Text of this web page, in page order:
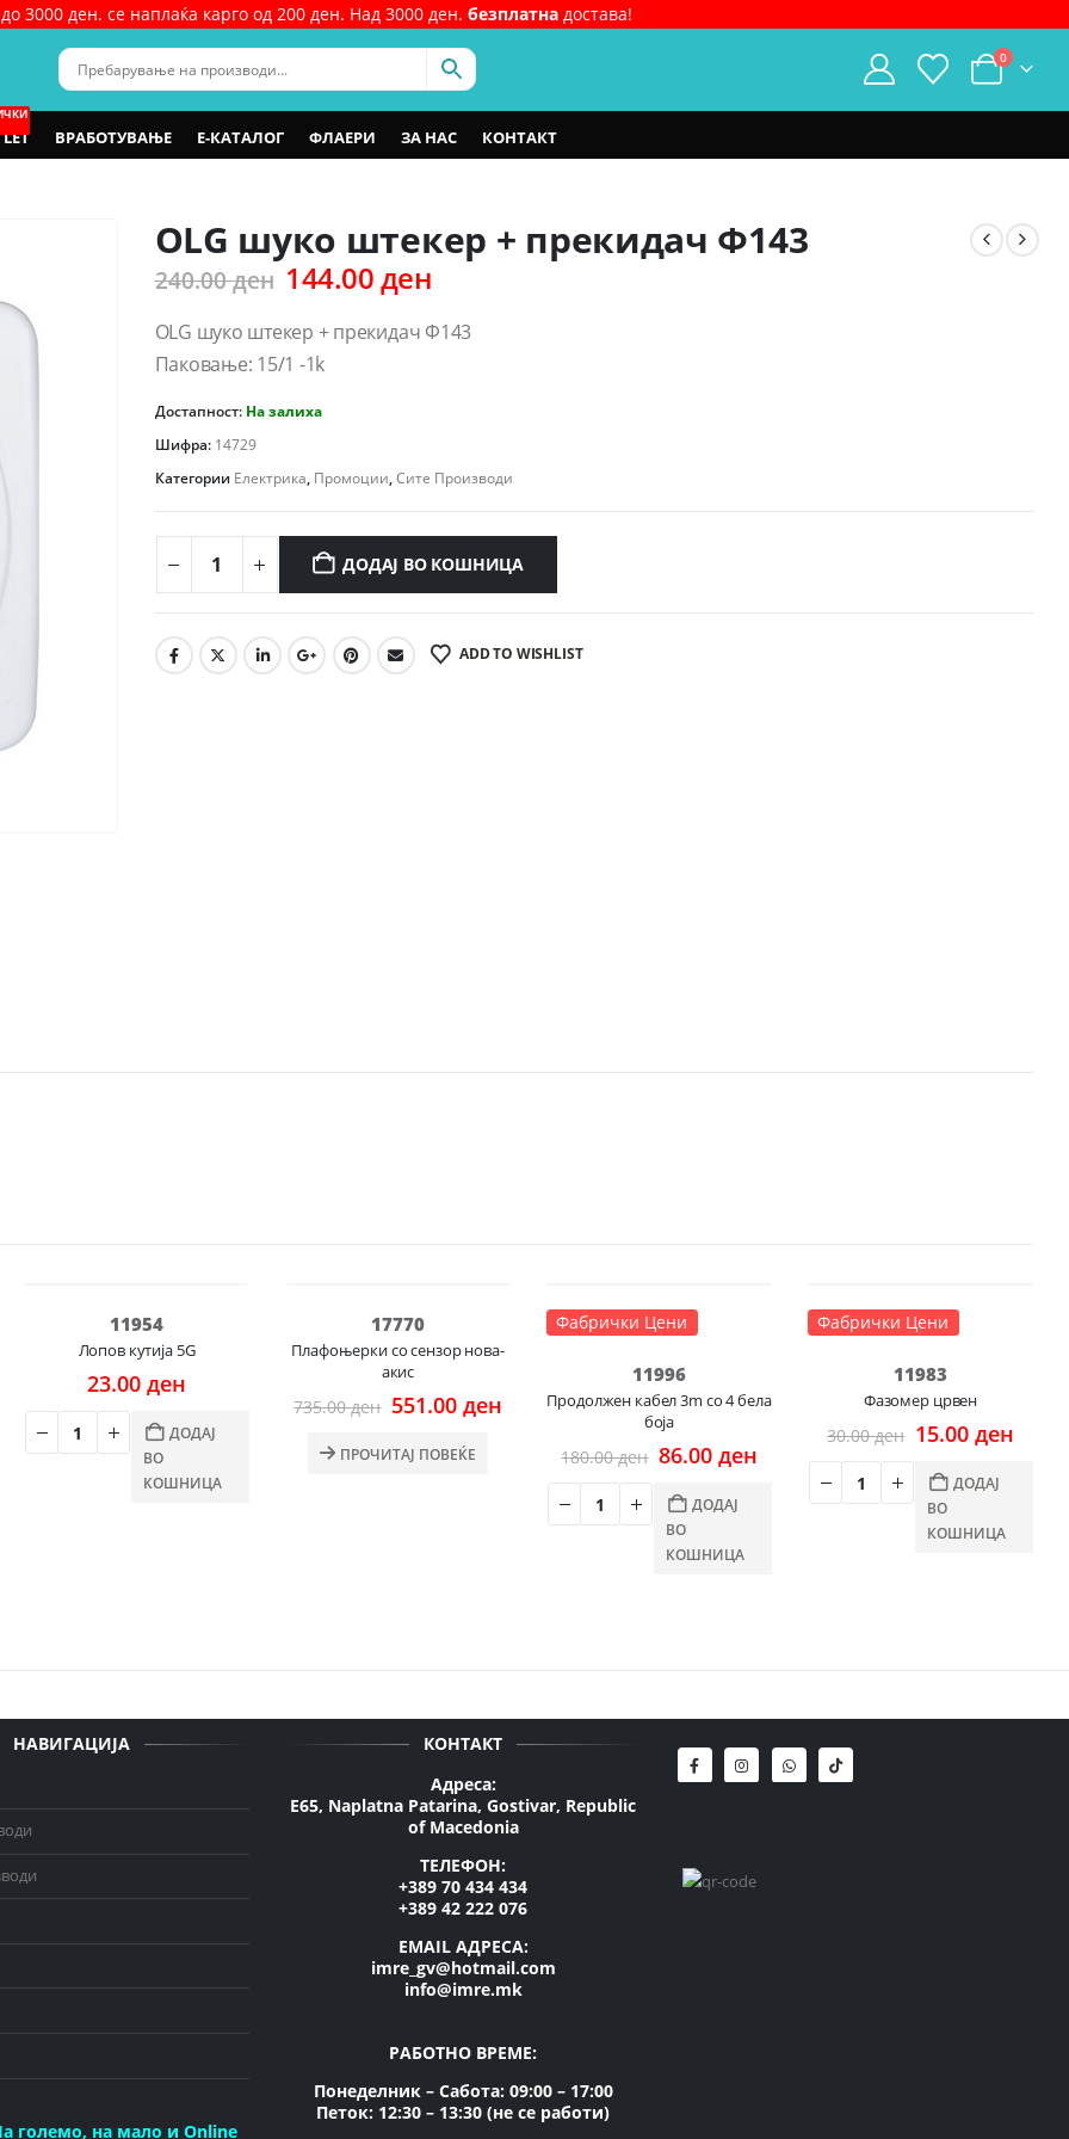
3000 ден. се наплаќа карго од 200 ден. Над 3000 ден. безплатна достава!
0
ВРАБОТУВАЊЕ Е-КАТАЛОГ ФЛАЕРИ ЗА НАС КОНТАКТ
OLG шуко штекер + прекидач Ф143
240.00ден Original
was:
240.00 ден.
144.00ден
is:
OLG шуко штекер + прекидач Ф143
Паковање: 15/1 -1k
Достапност: На залиха
Шифра: 14729
Категории Електрика, Промоции,Сите Производи
ДОДАЈ ВО КОШНИЦА
ADD TO WISHLIST
11954
Лопов кутија 5G
23.00 ден
ДОДАЈ
ВО
КОШНИЦА
17770
Плафоњерки со сензор нова-
акис
735.00ден Original
was:
735.00 ден.
551.00 денCurrent
551.00 ден.
ПРОЧИТАЈ ПОВЕЌЕ
-52%
Фабрички Цени
11996
Продолжен кабел 3m со 4 бела
боја
180.00ден Original
was:
180.00 ден.
86.00 денCurrent
ДОДАЈ
ВО
КОШНИЦА
-50%
Фабрички Цени
11983
Фазомер црвен
30.00ден Original
was:
30.00 ден.
15.00 ден
ДОДАЈ
ВО
КОШНИЦА
НАВИГАЦИЈА
големо, на мало и Online
КОНТАКТ
Адреса:
E65, Naplatna Patarina, Gostivar, Republic
of Macedonia
ТЕЛЕФОН:
+389 70 434 434
+389 42 222 076
EMAIL АДРЕСА:
imre_gv@hotmail.com
info@imre.mk
РАБОТНО ВРЕМЕ:
Понеделник – Сабота: 09:00 – 17:00
Петок: 12:30 – 13:30 (не се работи)